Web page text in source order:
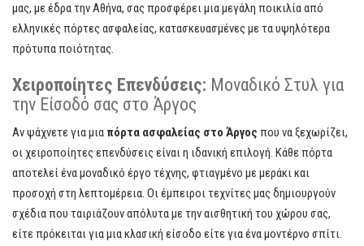
μας, με έδρα την Αθήνα, σας προσφέρει μια μεγάλη ποικιλία από
ελληνικές πόρτες ασφαλείας, κατασκευασμένες με τα υψηλότερα
πρότυπα ποιότητας.
Χειροποίητες Επενδύσεις: Μοναδικό Στυλ για
την Είσοδό σας στο Άργος
Αν ψάχνετε για μια πόρτα ασφαλείας στο Άργος που να ξεχωρίζει,
οι χειροποίητες επενδύσεις είναι η ιδανική επιλογή. Κάθε πόρτα
αποτελεί ένα μοναδικό έργο τέχνης, φτιαγμένο με μεράκι και
προσοχή στη λεπτομέρεια. Οι έμπειροι τεχνίτες μας δημιουργούν
σχέδια που ταιριάζουν απόλυτα με την αισθητική του χώρου σας,
είτε πρόκειται για μια κλασική είσοδο είτε για ένα μοντέρνο σπίτι.